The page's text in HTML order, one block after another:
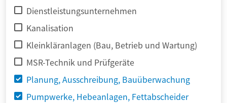
Dienstleistungsunternehmen
Kanalisation
Kleinkläranlagen (Bau, Betrieb und Wartung)
MSR-Technik und Prüfgeräte
Planung, Ausschreibung, Bauüberwachung
Pumpwerke, Hebeanlagen, Fettabscheider